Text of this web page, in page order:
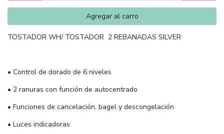
Agregar al carro
TOSTADOR WH/ TOSTADOR 2 REBANADAS SILVER
• Control de dorado de 6 niveles
• 2 ranuras con función de autocentrado
• Funciones de cancelación, bagel y descongelación
• Luces indicadoras